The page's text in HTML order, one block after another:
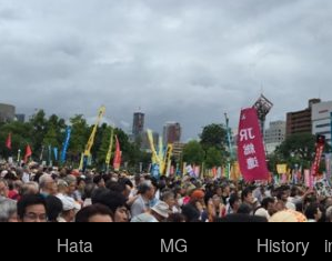
Hata
MG
History